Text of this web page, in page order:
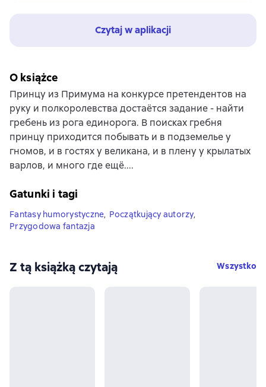
Czytaj w aplikacji
O książce
Принцу из Примума на конкурсе претендентов на
руку и полкоролевства достаётся задание - найти
гребень из рога единорога. В поисках гребня
принцу приходится побывать и в подземелье у
гномов, и в гостях у великана, и в плену у крылатых
варлов, и много где ещё....
Gatunki i tagi
Fantasy humorystyczne, Początkujący autorzy,
Przygodowa fantazja
Z tą książką czytają Wszystko